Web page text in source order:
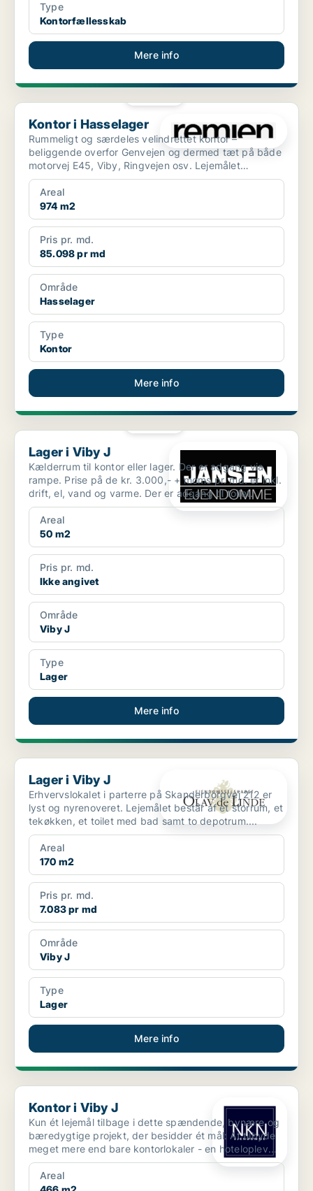
Type
Kontorfællesskab
Mere info
Kontor i Hasselager
Kontor i Hasselager
Rummeligt og særdeles velindrettet kontor –
beliggende overfor Genvejen og dermed tæt på både
motorvej E45, Viby, Ringvejen osv. Lejemålet
indeholder bl.a...
Areal
974 m2
Pris pr. md.
85.098 pr md
Område
Hasselager
Type
Kontor
Mere info
Lager i Viby J
Lager i Viby J
Kælderrum til kontor eller lager. Der er adgang via
rampe. Prise på de kr. 3.000,- + moms pr. md. er inkl.
drift, el, vand og varme. Der er adgang til toilet.
Areal
50 m2
Pris pr. md.
Ikke angivet
Område
Viby J
Type
Lager
Mere info
Lager i Viby J
Lager i Viby J
Erhvervslokalet i parterre på Skanderborgvej 212 er
lyst og nyrenoveret. Lejemålet består af et storrum, et
tekøkken, et toilet med bad samt to depotrum....
Areal
170 m2
Pris pr. md.
7.083 pr md
Område
Viby J
Type
Lager
Mere info
Kontor i Viby J
Kontor i Viby J
Kun ét lejemål tilbage i dette spændende, bynære og
bæredygtige projekt, der besidder ét mål: At tilbyde
meget mere end bare kontorlokaler - en hoteloplev...
Areal